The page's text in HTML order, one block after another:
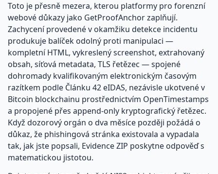
Toto je přesně mezera, kterou platformy pro forenzní
webové důkazy jako GetProofAnchor zaplňují.
Zachycení provedené v okamžiku detekce incidentu
produkuje balíček odolný proti manipulaci —
kompletní HTML, vykreslený screenshot, extrahovaný
obsah, síťová metadata, TLS řetězec — spojené
dohromady kvalifikovaným elektronickým časovým
razítkem podle Článku 42 eIDAS, nezávisle ukotvené v
Bitcoin blockchainu prostřednictvím OpenTimestamps
a propojené přes append-only kryptografický řetězec.
Když dozorový orgán o dva měsíce později požádá o
důkaz, že phishingová stránka existovala a vypadala
tak, jak jste popsali, Evidence ZIP poskytne odpověď s
matematickou jistotou.